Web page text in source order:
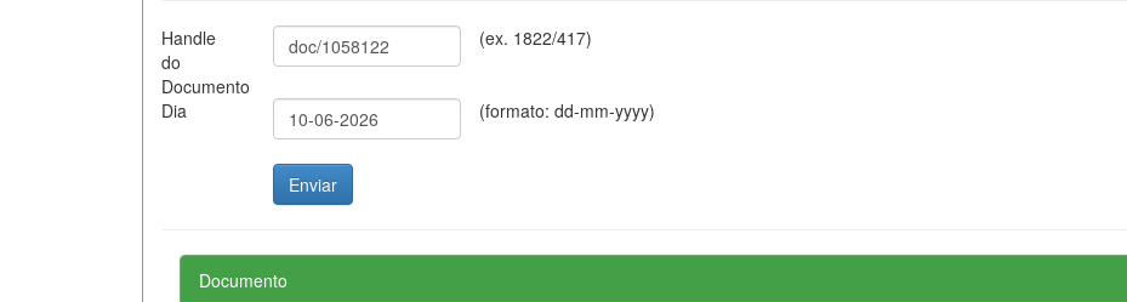
Handle
do
Documento
(ex. 1822/417)
Dia (formato: dd-mm-yyyy)
Documento